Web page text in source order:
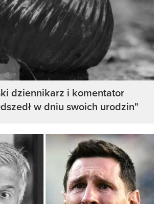
dziennikarz i komentator
w dniu swoich urodzin"